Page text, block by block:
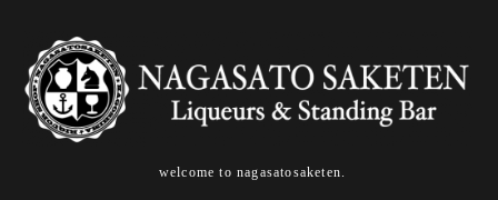
welcome to nagasatosaketen.